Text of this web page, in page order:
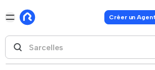
Créer un